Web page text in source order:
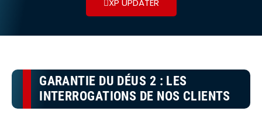
GARANTIE DU DÉUS 2 : LES
INTERROGATIONS DE NOS CLIENTS